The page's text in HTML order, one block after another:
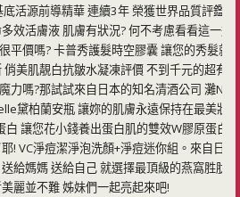
活源前導精華 連續3年 榮獲世界品質評鑑
效活膚液 肌膚有狀況? 何不考慮看看這一瓶
平價嗎? 卡普秀護髮時空膠囊 讓您的秀髮就
俏美肌靚白抗皺水凝凍評價 不到千元的超有
力嗎?那試試來自日本的知名清酒公司 灘
黛柏蘭安瓶 讓妳的肌膚永遠保持在最美狀態
白 讓您花小錢養出蛋白肌的雙效W膠原蛋白
! VC淨痘潔淨泡洗顏+淨痘迷你組。來自日
給媽媽 送給自己 就選擇最頂級的燕窩胜肽
麗並不難 姊妹們一起亮起來吧!